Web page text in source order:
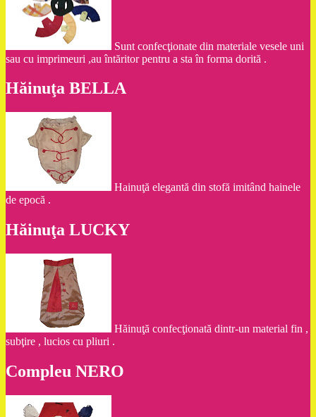
Sunt confecţionate din materiale vesele uni
sau cu imprimeuri ,au întăritor pentru a sta în forma dorită .
Hăinuţa BELLA
Hainuţă elegantă din stofă imitând hainele
de epocă .
Hăinuţa LUCKY
Hăinuţă confecţionată dintr-un material fin ,
subţire , lucios cu pliuri .
Compleu NERO